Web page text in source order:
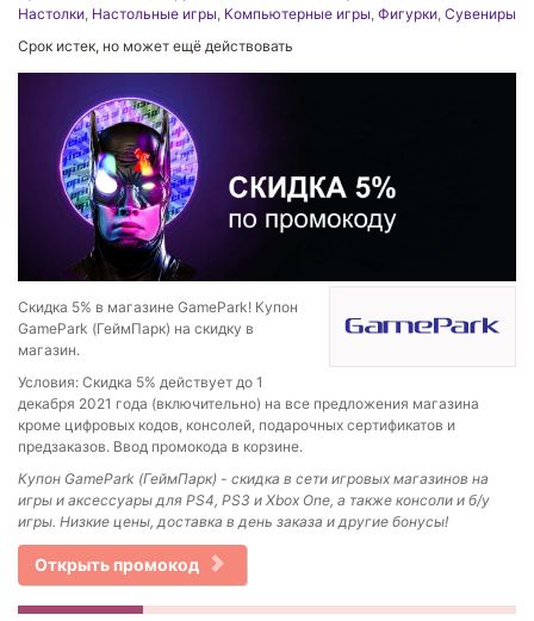
Настолки, Настольные игры, Компьютерные игры, Фигурки, Сувениры
Срок истек, но может ещё действовать
Скидка 5% в магазине GamePark! Купон
GamePark (ГеймПарк) на скидку в
магазин.
Условия: Скидка 5% действует до 1
декабря 2021 года (включительно) на все предложения магазина
кроме цифровых кодов, консолей, подарочных сертификатов и
предзаказов. Ввод промокода в корзине.
Купон GamePark (ГеймПарк) - скидка в сети игровых магазинов на
игры и аксессуары для PS4, PS3 и Xbox One, а также консоли и б/у
игры. Низкие цены, доставка в день заказа и другие бонусы!
Открыть промокод